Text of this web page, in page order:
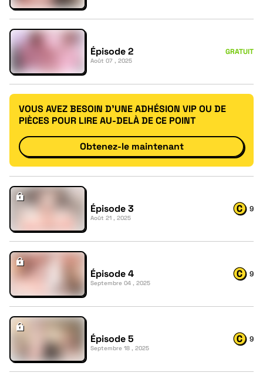
Épisode 2
Août 07 , 2025
GRATUIT
VOUS AVEZ BESOIN D'UNE ADHÉSION VIP OU DE
PIÈCES POUR LIRE AU-DELÀ DE CE POINT
Obtenez-le maintenant
Épisode 3
Août 21 , 2025
9
Épisode 4
Septembre 04 , 2025
9
Épisode 5
Septembre 18 , 2025
9